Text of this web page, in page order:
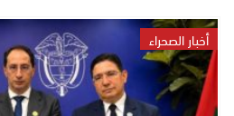
أخبار الصحراء